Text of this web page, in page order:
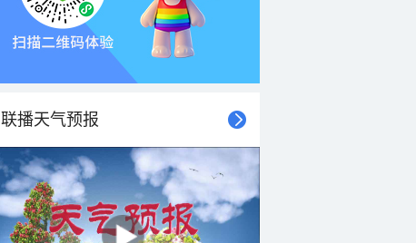
联播天气预报